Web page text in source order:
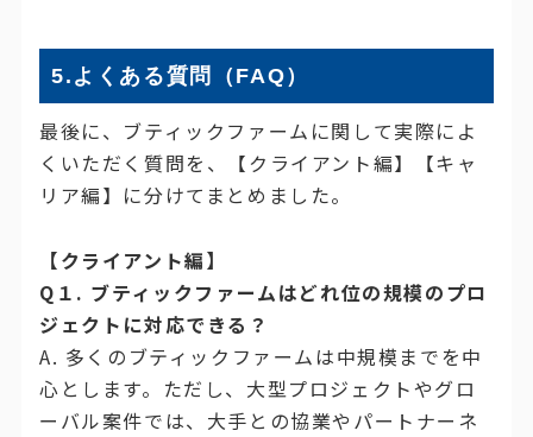
5.よくある質問（FAQ）
最後に、ブティックファームに関して実際によ
くいただく質問を、【クライアント編】【キャ
リア編】に分けてまとめました。
【クライアント編】
Q１. ブティックファームはどれ位の規模のプロ
ジェクトに対応できる？
A. 多くのブティックファームは中規模までを中
心とします。ただし、大型プロジェクトやグロ
ーバル案件では、大手との協業やパートナーネ